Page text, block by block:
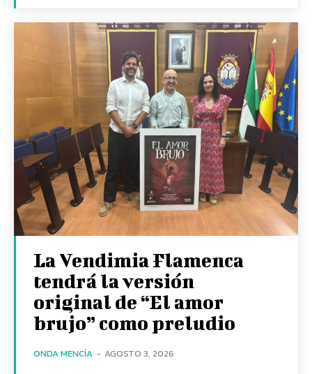
La Vendimia Flamenca
tendrá la versión
original de “El amor
brujo” como preludio
ONDA MENCÍA - AGOSTO 3, 2026